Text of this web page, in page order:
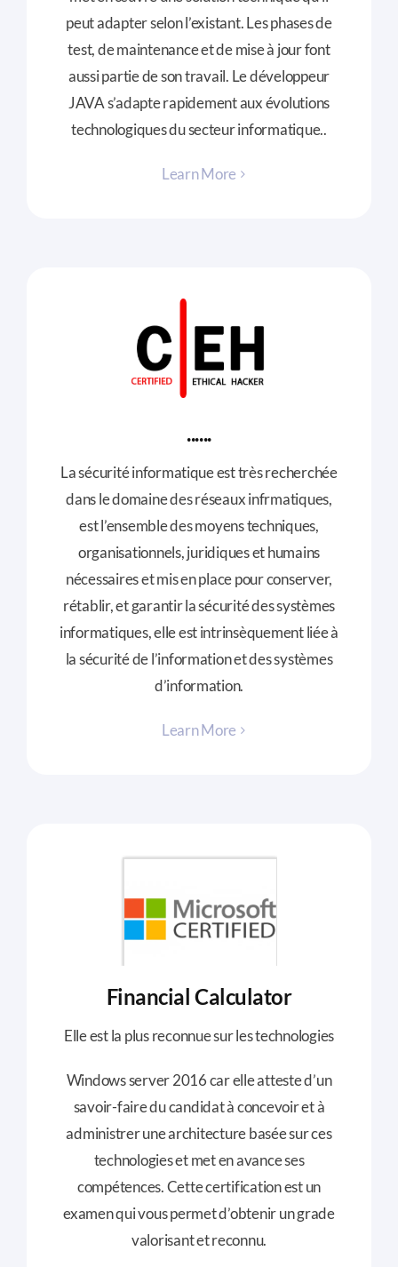
peut adapter selon l’existant. Les phases de
test, de maintenance et de mise à jour font
aussi partie de son travail. Le développeur
JAVA s’adapte rapidement aux évolutions
technologiques du secteur informatique..
Learn More
......
La sécurité informatique est très recherchée
dans le domaine des réseaux infrmatiques,
est l’ensemble des moyens techniques,
organisationnels, juridiques et humains
nécessaires et mis en place pour conserver,
rétablir, et garantir la sécurité des systèmes
informatiques, elle est intrinsèquement liée à
la sécurité de l’information et des systèmes
d’information.
Learn More
Financial Calculator
Elle est la plus reconnue sur les technologies
Windows server 2016 car elle atteste d’un
savoir-faire du candidat à concevoir et à
administrer une architecture basée sur ces
technologies et met en avance ses
compétences. Cette certification est un
examen qui vous permet d’obtenir un grade
valorisant et reconnu.